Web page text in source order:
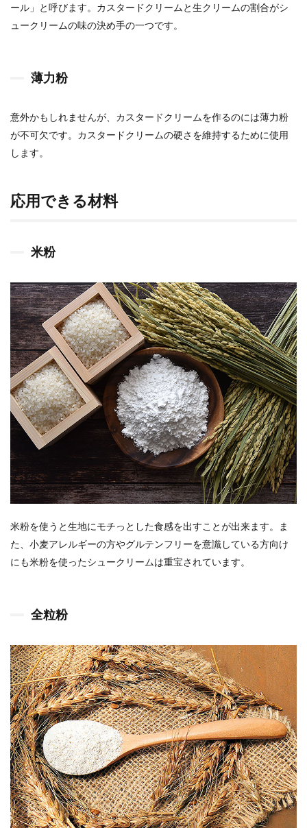
ール」と呼びます。カスタードクリームと生クリームの割合がシ
ュークリームの味の決め手の一つです。
薄力粉
意外かもしれませんが、カスタードクリームを作るのには薄力粉
が不可欠です。カスタードクリームの硬さを維持するために使用
します。
応用できる材料
米粉
米粉を使うと生地にモチっとした食感を出すことが出来ます。ま
た、小麦アレルギーの方やグルテンフリーを意識している方向け
にも米粉を使ったシュークリームは重宝されています。
全粒粉